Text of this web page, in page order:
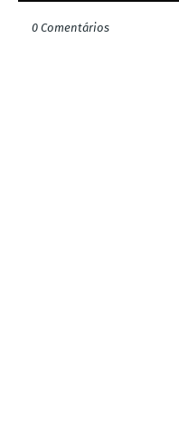
0 Comentários